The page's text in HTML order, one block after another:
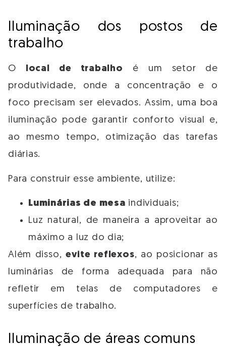
Iluminação dos postos de
trabalho
O local de trabalho é um setor de
produtividade, onde a concentração e o
foco precisam ser elevados. Assim, uma boa
iluminação pode garantir conforto visual e,
ao mesmo tempo, otimização das tarefas
diárias.
Para construir esse ambiente, utilize:
Luminárias de mesa individuais;
Luz natural, de maneira a aproveitar ao
máximo a luz do dia;
Além disso, evite reflexos, ao posicionar as
luminárias de forma adequada para não
refletir em telas de computadores e
superfícies de trabalho.
Iluminação de ​​áreas comuns